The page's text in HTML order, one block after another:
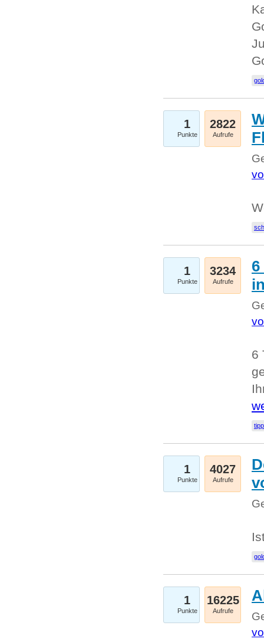
1
Punkte
2822
Aufrufe
1
Punkte
3234
Aufrufe
6
1
Punkte
4027
Aufrufe
1
Punkte
16225
Aufrufe